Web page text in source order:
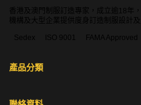
香港及澳門制服訂造專家，成立逾18年
機構及大型企業提供度身訂造制服設計及
Sedex
ISO 9001 FAMA Approved
產品分類